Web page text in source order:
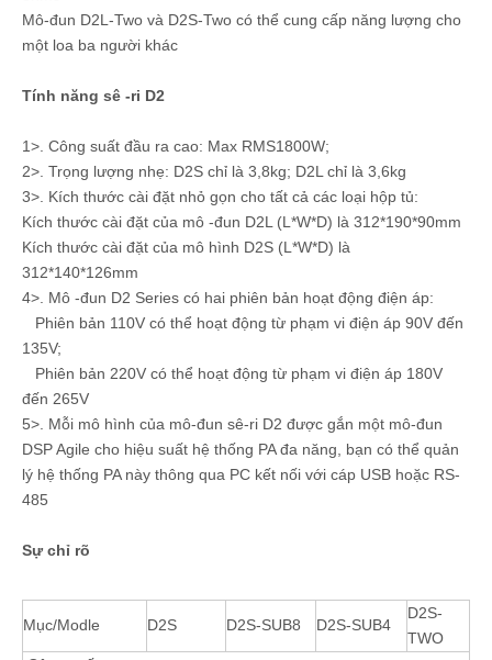
Mô-đun D2L-Two và D2S-Two có thể cung cấp năng lượng cho
một loa ba người khác
Tính năng sê -ri D2
1>. Công suất đầu ra cao: Max RMS1800W;
2>. Trọng lượng nhẹ: D2S chỉ là 3,8kg; D2L chỉ là 3,6kg
3>. Kích thước cài đặt nhỏ gọn cho tất cả các loại hộp tủ:
Kích thước cài đặt của mô -đun D2L (L*W*D) là 312*190*90mm
Kích thước cài đặt của mô hình D2S (L*W*D) là
312*140*126mm
4>. Mô -đun D2 Series có hai phiên bản hoạt động điện áp:
Phiên bản 110V có thể hoạt động từ phạm vi điện áp 90V đến
135V;
Phiên bản 220V có thể hoạt động từ phạm vi điện áp 180V
đến 265V
5>. Mỗi mô hình của mô-đun sê-ri D2 được gắn một mô-đun
DSP Agile cho hiệu suất hệ thống PA đa năng, bạn có thể quản
lý hệ thống PA này thông qua PC kết nối với cáp USB hoặc RS-
485
Sự chỉ rõ
Mục/Modle D2S D2S-SUB8 D2S-SUB4
D2S-
TWO